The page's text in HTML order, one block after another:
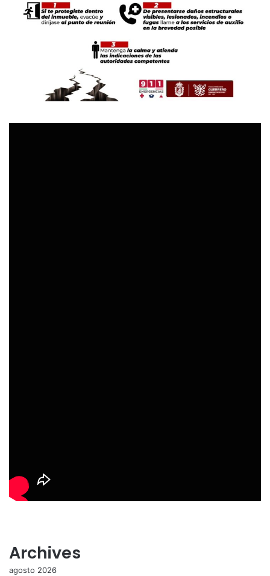
Archives
agosto 2026